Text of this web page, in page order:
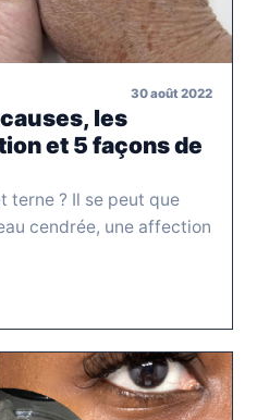
30 août 2022
les
et 5 façons de
terne ? Il se peut que
cendrée, une affection